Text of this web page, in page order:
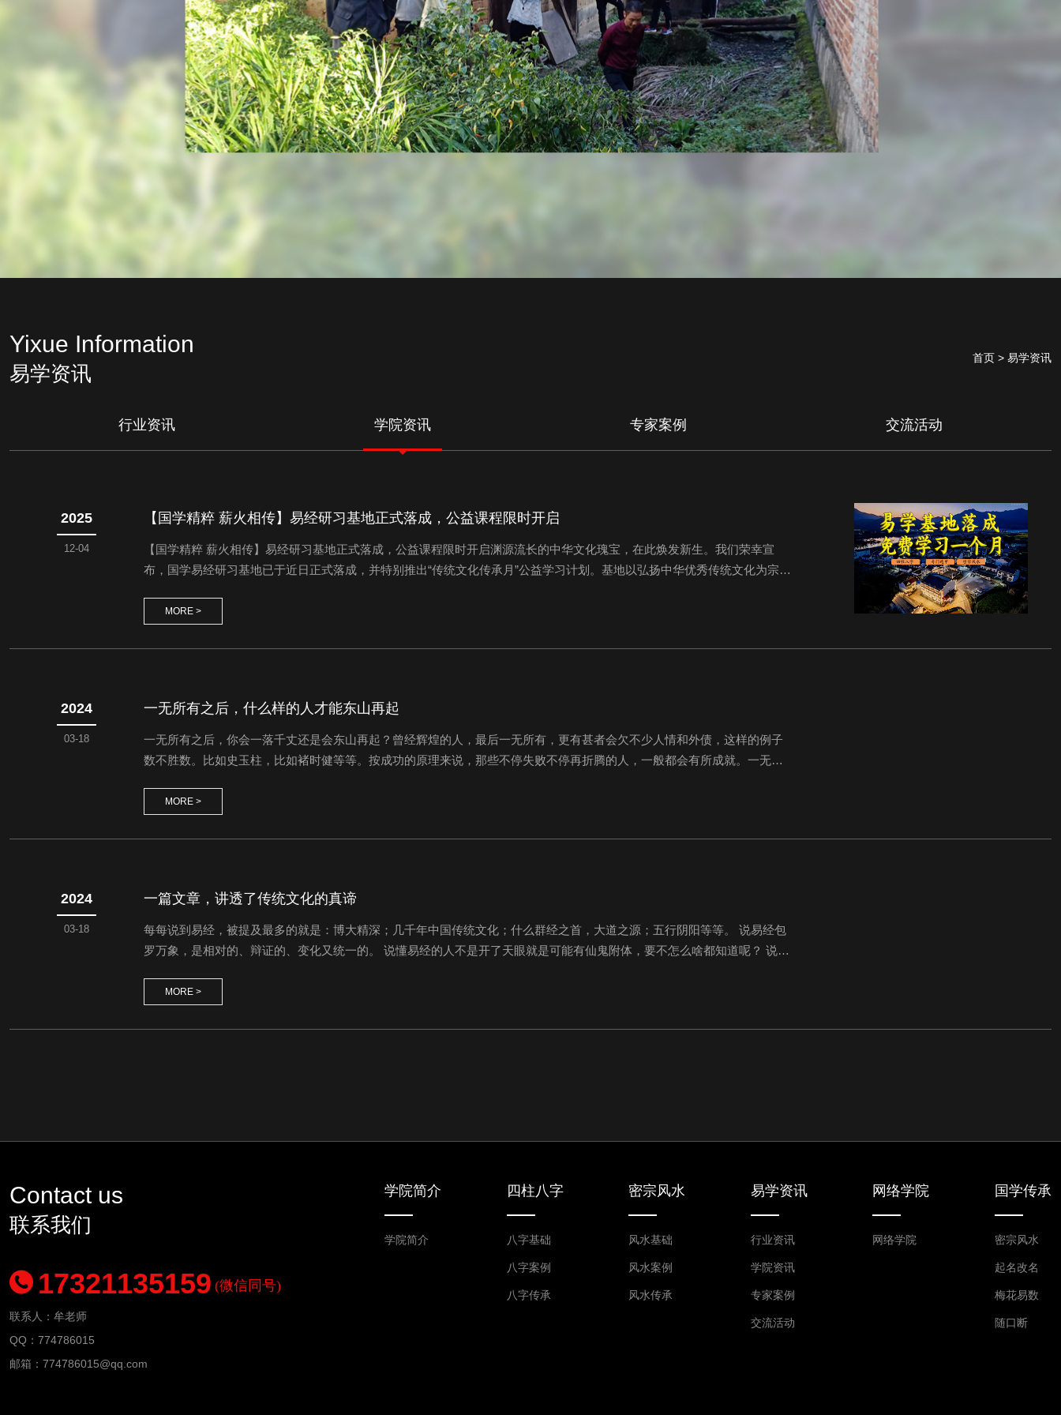
Yixue Information
易学资讯
首页 > 易学资讯
行业资讯 学院资讯 专家案例 交流活动
【国学精粹 薪火相传】易经研习基地正式落成，公益课程限时开启
2025
12-04
【国学精粹 薪火相传】易经研习基地正式落成，公益课程限时开启渊源流长的中华文化瑰宝，在此焕发新生。我们荣幸宣
布，国学易经研习基地已于近日正式落成，并特别推出“传统文化传承月”公益学习计划。基地以弘扬中华优秀传统文化为宗
名额，每门课程限30人。我们特邀在各自领域内享有盛誉、影响深远的资深导师亲...
MORE >
一无所有之后，什么样的人才能东山再起
2024
03-18
一无所有之后，你会一落千丈还是会东山再起？曾经辉煌的人，最后一无所有，更有甚者会欠不少人情和外债，这样的例子
数不胜数。比如史玉柱，比如褚时健等等。按成功的原理来说，那些不停失败不停再折腾的人，一般都会有所成就。一无所
脑一热，把自己的、家里的积蓄都做了投资，有的是被骗，有的是交了不懂的学费。如...
MORE >
一篇文章，讲透了传统文化的真谛
2024
03-18
每每说到易经，被提及最多的就是：博大精深；几千年中国传统文化；什么群经之首，大道之源；五行阴阳等等。 说易经包
罗万象，是相对的、辩证的、变化又统一的。 说懂易经的人不是开了天眼就是可能有仙鬼附体，要不怎么啥都知道呢？ 说易
说那是妥妥的学霸...
MORE >
Contact us
联系我们
17321135159 (微信同号)
联系人：牟老师
QQ：774786015
邮箱： 774786015@qq.com
学院简介
学院简介
四柱八字
八字基础
八字案例
八字传承
密宗风水
风水基础
风水案例
风水传承
易学资讯
行业资讯
学院资讯
专家案例
交流活动
网络学院
网络学院
国学传承
密宗风水
起名改名
梅花易数
随口断